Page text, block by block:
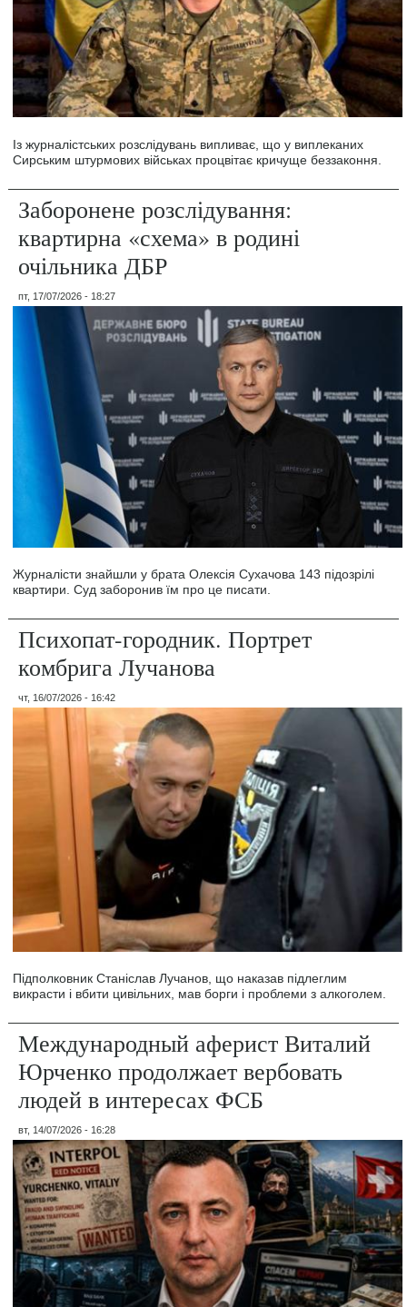
Із журналістських розслідувань випливає, що у виплеканих
Сирським штурмових військах процвітає кричуще беззаконня.
Заборонене розслідування:
квартирна «схема» в родині
очільника ДБР
пт, 17/07/2026 - 18:27
Журналісти знайшли у брата Олексія Сухачова 143 підозрілі
квартири. Суд заборонив їм про це писати.
Психопат-городник. Портрет
комбрига Лучанова
чт, 16/07/2026 - 16:42
Підполковник Станіслав Лучанов, що наказав підлеглим
викрасти і вбити цивільних, мав борги і проблеми з алкоголем.
Международный аферист Виталий
Юрченко продолжает вербовать
людей в интересах ФСБ
вт, 14/07/2026 - 16:28